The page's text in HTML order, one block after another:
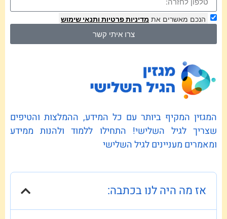
הנכם מאשרים את מדיניות פרטיות ותנאי שימוש
צרו איתי קשר
המגזין המקיף ביותר עם כל המידע, ההמלצות והטיפים
שצריך לגיל השלישי! התחילו ללמוד ולהנות ממידע
ומאמרים מעניינים לגיל השלישי
אז מה היה לנו בכתבה: